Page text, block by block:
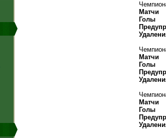
Матчи
Голы
Матчи
Голы
Матчи
Голы